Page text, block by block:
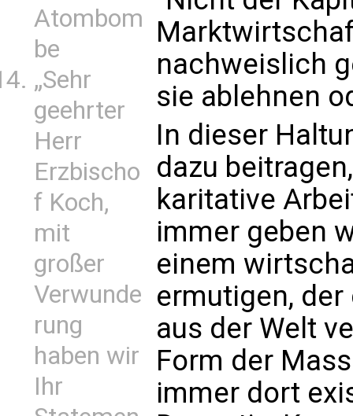
Atombom
be
„Sehr
geehrter
Herr
Erzbischo
f Koch,
mit
großer
Verwunde
rung
haben wir
Ihr
nachweislich
sie ablehnen
In dieser
dazu
karitative
immer geben
einem
ermutigen,
aus der Welt
Form der
immer dort